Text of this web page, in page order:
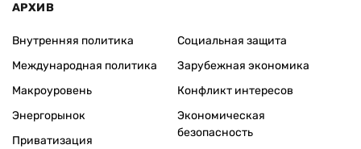
АРХИВ
Внутренняя политика
Международная политика
Макроуровень
Энергорынок
Приватизация
Социальная защита
Зарубежная экономика
Конфликт интересов
Экономическая
безопасность